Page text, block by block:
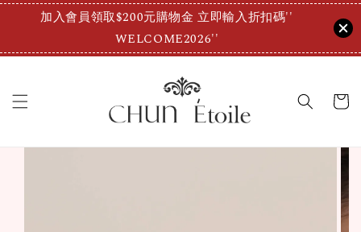
加入會員領取$200元購物金 立即輸入折扣碼''
WELCOME2026''